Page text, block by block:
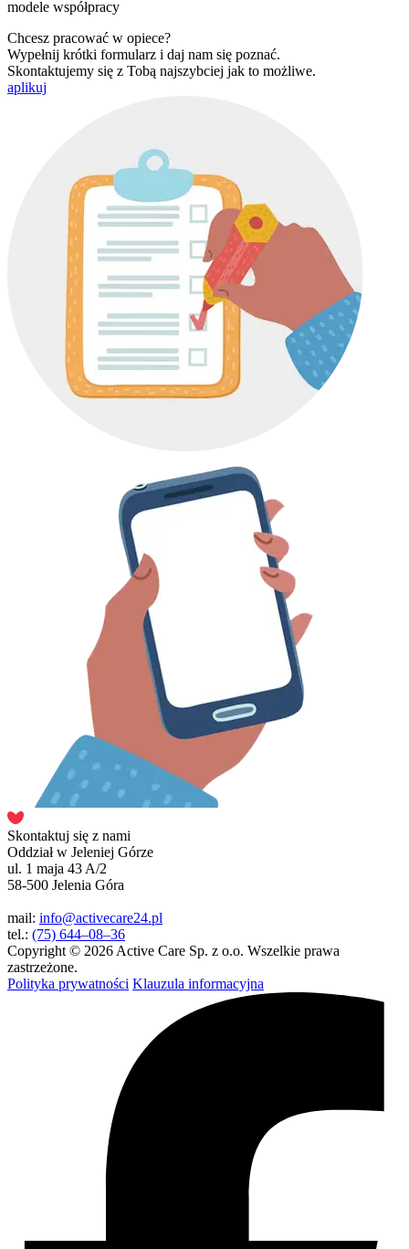
modele współpracy
Chcesz pracować w opiece?
Wypełnij krótki formularz i daj nam się poznać.
Skontaktujemy się z Tobą najszybciej jak to możliwe.
aplikuj
Skontaktuj się z nami
Oddział w Jeleniej Górze
ul. 1 maja 43 A/2
58-500 Jelenia Góra
mail: info@activecare24.pl
tel.: (75) 644–08–36
Copyright © 2026 Active Care Sp. z o.o. Wszelkie prawa
zastrzeżone.
Polityka prywatności Klauzula informacyjna